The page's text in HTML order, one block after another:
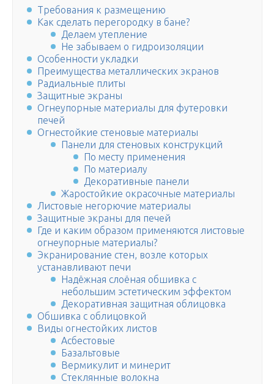
Требования к размещению
Как сделать перегородку в бане?
Делаем утепление
Не забываем о гидроизоляции
Особенности укладки
Преимущества металлических экранов
Радиальные плиты
Защитные экраны
Огнеупорные материалы для футеровки
печей
Огнестойкие стеновые материалы
Панели для стеновых конструкций
По месту применения
По материалу
Декоративные панели
Жаростойкие окрасочные материалы
Листовые негорючие материалы
Защитные экраны для печей
Где и каким образом применяются листовые
огнеупорные материалы?
Экранирование стен, возле которых
устанавливают печи
Надёжная слоёная обшивка с
небольшим эстетическим эффектом
Декоративная защитная облицовка
Обшивка с облицовкой
Виды огнестойких листов
Асбестовые
Базальтовые
Вермикулит и минерит
Стеклянные волокна